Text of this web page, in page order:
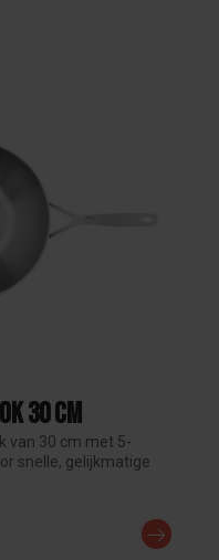
30 cm
van 30 cm met 5-
snelle, gelijkmatige